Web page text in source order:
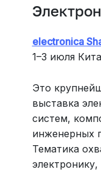
electronica
1–3 июля
Это
выставка
систем,
инженерных
Тематика